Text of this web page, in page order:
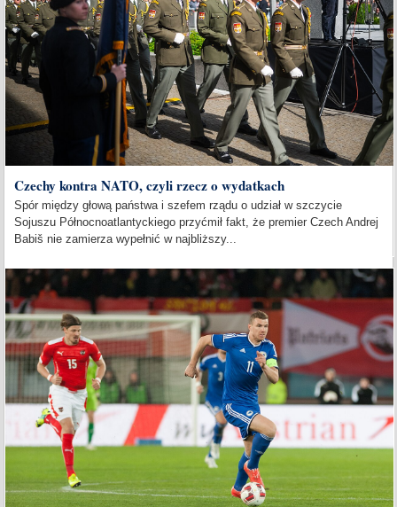
Czechy kontra NATO, czyli rzecz o wydatkach
Spór między głową państwa i szefem rządu o udział w szczycie
Sojuszu Północnoatlantyckiego przyćmił fakt, że premier Czech Andrej
Babiš nie zamierza wypełnić w najbliższy...